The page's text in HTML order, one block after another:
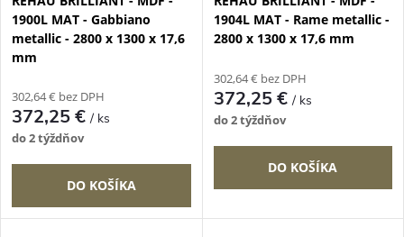
1900L MAT - Gabbiano
metallic - 2800 x 1300 x 17,6
mm
302,64 € bez DPH
372,25 €/ ks
do 2 týždňov
DO KOŠÍKA
1904L MAT - Rame metallic -
2800 x 1300 x 17,6 mm
302,64 € bez DPH
372,25 €/ ks
do 2 týždňov
DO KOŠÍKA